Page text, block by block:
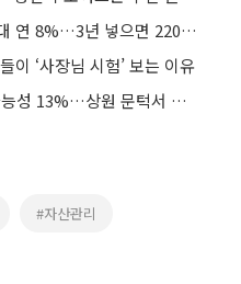
내달 출시될 청년미래적금, 최대 연 8%…3년 넣으면 2200만원
이 ‘사장님 시험’ 보는 이유
美 클래리티 법안 연내 통과 가능성 13%…상원 문턱서 제동
#자산관리